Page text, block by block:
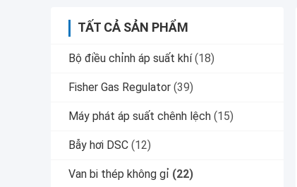
TẤT CẢ SẢN PHẨM
Bộ điều chỉnh áp suất khí (18)
Fisher Gas Regulator (39)
Máy phát áp suất chênh lệch (15)
Bẫy hơi DSC (12)
Van bi thép không gỉ (22)